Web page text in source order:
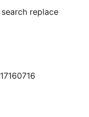
replace